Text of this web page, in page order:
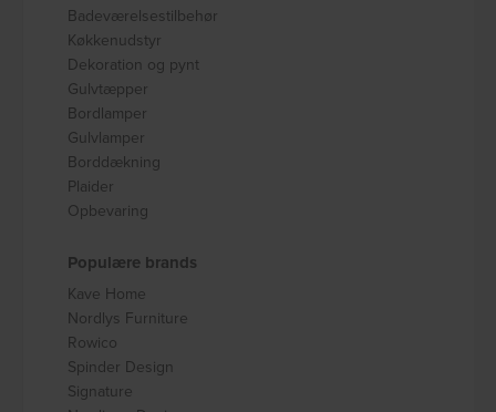
Badeværelsestilbehør
Køkkenudstyr
Dekoration og pynt
Gulvtæpper
Bordlamper
Gulvlamper
Borddækning
Plaider
Opbevaring
Populære brands
Kave Home
Nordlys Furniture
Rowico
Spinder Design
Signature